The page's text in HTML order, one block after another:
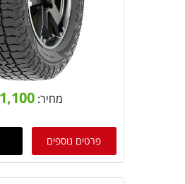
מחיר: 1,100
פרטים נוספים